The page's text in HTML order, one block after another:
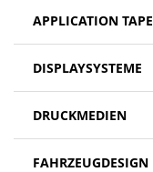
APPLICATION TAPE
DISPLAYSYSTEME
DRUCKMEDIEN
FAHRZEUGDESIGN